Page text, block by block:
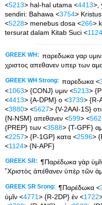
<5213> hal-hal utama <4413>,
sendiri: Bahawa <3754>
<5228> menebus dosa <266>
tersurat dalam Kitab Suci <1124
GREEK WH: παρεδωκα γαρ υμιν
χριστος απεθανεν υπερ των
GREEK WH Strong: παρεδωκα <
<1063> {CONJ} υμιν <5213>
<4413> {A-DPM} ο <3739> {R-
<3880> <5627> {V-2AAI-1S}
{N-NSM} απεθανεν <599> <
{PREP} των <3588> {T-GPF}
<2257> {P-1GP} κατα <2596>
<1124> {N-APF}
GREEK SR: ¶Παρέδωκα γὰρ
˚Χριστὸς ἀπέθανεν ὑπὲρ τῶν
GREEK SR Srong: ¶Παρέδωκα <
ὑμῖν <4771> {R-2DP} ἐν <1722